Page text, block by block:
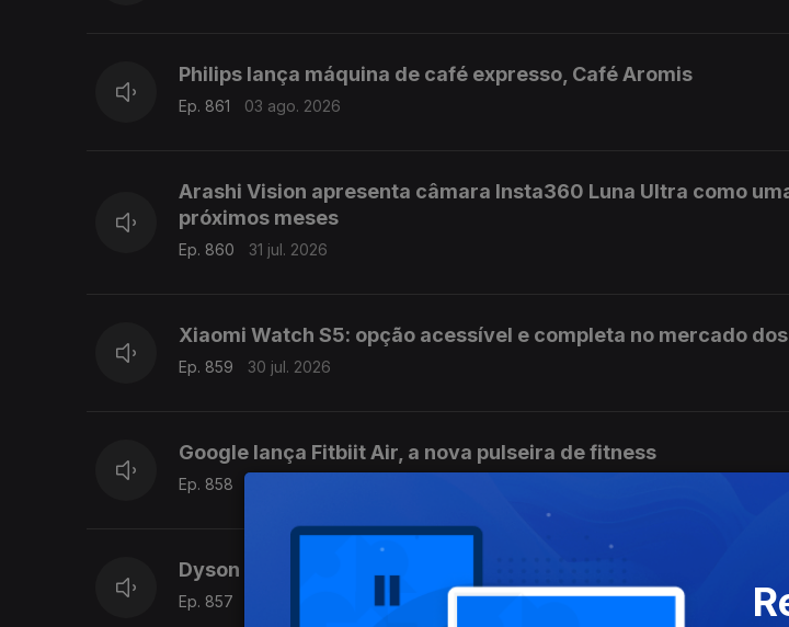
Philips lança máquina de café expresso, Café Aromis
Ep. 861 03 ago. 2026
Arashi Vision apresenta câmara Insta360 Luna Ultra como
próximos meses
Ep. 860 31 jul. 2026
Xiaomi Watch S5: opção acessível e completa no mercado
Ep. 859 30 jul. 2026
Google lança Fitbiit Air, a nova pulseira de fitness
Ep. 858
Dyson lança HushJet Mini Cool para os dias de mais calor
Ep. 857